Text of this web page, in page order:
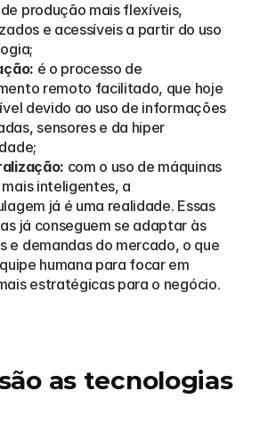
produção mais flexíveis,
e acessíveis a partir do uso
é o processo de
remoto facilitado, que hoje
devido ao uso de informações
sensores e da hiper
com o uso de máquinas
inteligentes, a
já é uma realidade. Essas
já conseguem se adaptar às
e demandas do mercado, o que
humana para focar em
estratégicas para o negócio.
as tecnologias